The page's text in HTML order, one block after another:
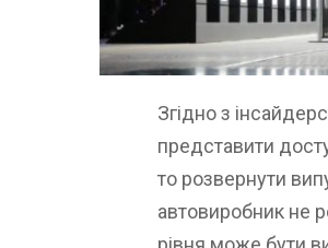
Згідно з
представити
то розвернути
автовиробник не